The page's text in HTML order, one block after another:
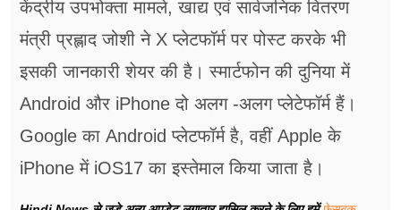
केंद्रीय उपभोक्ता मामले, खाद्य एवं सार्वजनिक वितरण
मंत्री प्रह्लाद जोशी ने X प्लेटफॉर्म पर पोस्ट करके भी
इसकी जानकारी शेयर की है। स्मार्टफोन की दुनिया में
Android और iPhone दो अलग -अलग प्लेटेफॉर्म हैं।
Google का Android प्लेटफॉर्म है, वहीं Apple के
iPhone में iOS17 का इस्तेमाल किया जाता है।